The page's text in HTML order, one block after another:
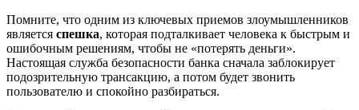
Помните, что одним из ключевых приемов злоумышленников
является спешка, которая подталкивает человека к быстрым и
ошибочным решениям, чтобы не «потерять деньги».
Настоящая служба безопасности банка сначала заблокирует
подозрительную трансакцию, а потом будет звонить
пользователю и спокойно разбираться.